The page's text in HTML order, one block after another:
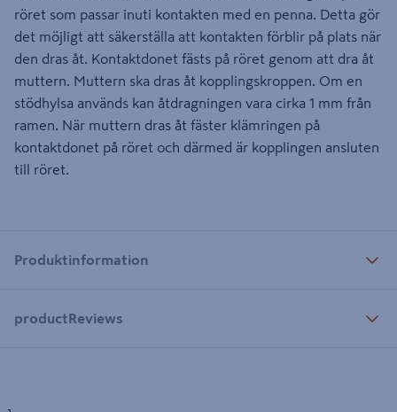
röret som passar inuti kontakten med en penna. Detta gör
det möjligt att säkerställa att kontakten förblir på plats när
den dras åt. Kontaktdonet fästs på röret genom att dra åt
muttern. Muttern ska dras åt kopplingskroppen. Om en
stödhylsa används kan åtdragningen vara cirka 1 mm från
ramen. När muttern dras åt fäster klämringen på
kontaktdonet på röret och därmed är kopplingen ansluten
till röret.
Produktinformation
productReviews